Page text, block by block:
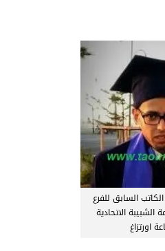
السابق للفرع
الشبيبة الاتحادية
اورتزاغ